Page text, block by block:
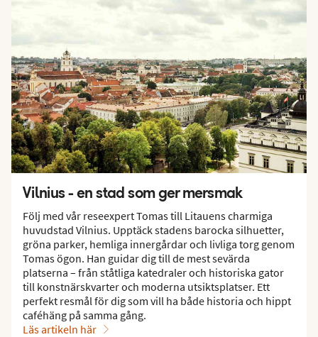
Vilnius - en stad som ger mersmak
Följ med vår reseexpert Tomas till Litauens charmiga
huvudstad Vilnius. Upptäck stadens barocka silhuetter,
gröna parker, hemliga innergårdar och livliga torg genom
Tomas ögon. Han guidar dig till de mest sevärda
platserna – från ståtliga katedraler och historiska gator
till konstnärskvarter och moderna utsiktsplatser. Ett
perfekt resmål för dig som vill ha både historia och hippt
caféhäng på samma gång.
Läs artikeln här